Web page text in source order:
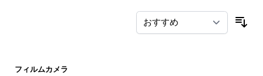
フィルムカメラ